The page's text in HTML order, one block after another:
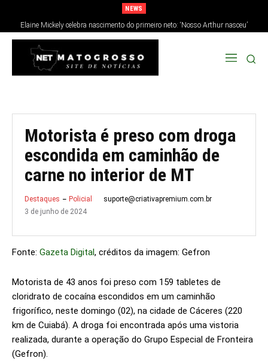
NEWS
Elaine Mickely celebra nascimento do primeiro neto: ‘Nosso Arthur nasceu’
Motorista é preso com droga
escondida em caminhão de
carne no interior de MT
Destaques Policial
suporte@criativapremium.com.br
3 de junho de 2024
Fonte: Gazeta Digital, créditos da imagem: Gefron
Motorista de 43 anos foi preso com 159 tabletes de
cloridrato de cocaína escondidos em um caminhão
frigorífico, neste domingo (02), na cidade de Cáceres (220
km de Cuiabá). A droga foi encontrada após uma vistoria
realizada, durante a operação do Grupo Especial de Fronteira
(Gefron).